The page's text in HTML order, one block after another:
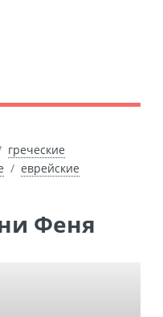
греческие
еврейские
Феня